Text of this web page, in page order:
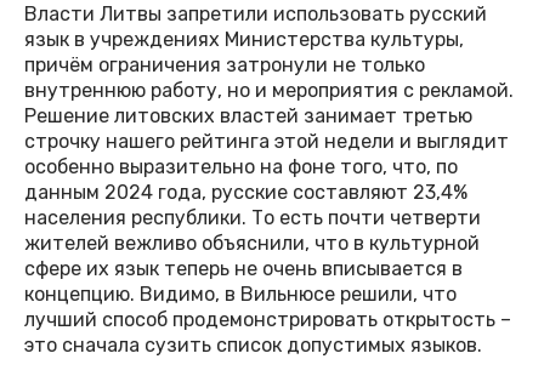
Власти Литвы запретили использовать русский
язык в учреждениях Министерства культуры,
причём ограничения затронули не только
внутреннюю работу, но и мероприятия с рекламой.
Решение литовских властей занимает третью
строчку нашего рейтинга этой недели и выглядит
особенно выразительно на фоне того, что, по
данным 2024 года, русские составляют 23,4%
населения республики. То есть почти четверти
жителей вежливо объяснили, что в культурной
сфере их язык теперь не очень вписывается в
концепцию. Видимо, в Вильнюсе решили, что
лучший способ продемонстрировать открытость –
это сначала сузить список допустимых языков.